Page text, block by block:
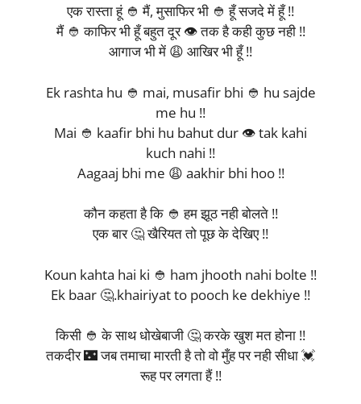
एक रास्ता हूं 👲 मैं, मुसाफिर भी 👲 हूँ सजदे में हूँ !!
मैं 👲 काफिर भी हूँ बहुत दूर 👁️ तक है कही कुछ नही !!
आगाज भी में 😩 आखिर भी हूँ !!
Ek rashta hu 👲 mai, musafir bhi 👲 hu sajde
me hu !!
Mai 👲 kaafir bhi hu bahut dur 👁️ tak kahi
kuch nahi !!
Aagaaj bhi me 😩 aakhir bhi hoo !!
कौन कहता है कि 👲 हम झूठ नही बोलते !!
एक बार 🤔 खैरियत तो पूछ के देखिए !!
Koun kahta hai ki 👲 ham jhooth nahi bolte !!
Ek baar 🤔.khairiyat to pooch ke dekhiye !!
किसी 👲 के साथ धोखेबाजी 🤔 करके खुश मत होना !!
तकदीर 🌃 जब तमाचा मारती है तो वो मुँह पर नही सीधा 💓
रूह पर लगता हैं !!